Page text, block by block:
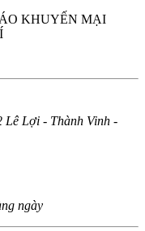
KHUYẾN MẠI
Lê Lợi - Thành Vinh -
ngày